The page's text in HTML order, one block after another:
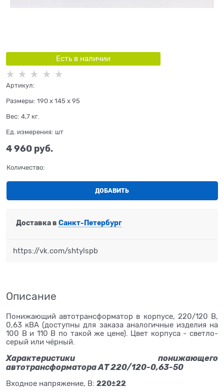
Есть в наличии
Артикул:
Размеры: 190 x 145 x 95
Вес: 4,7 кг.
Ед. измерения: шт
4 960 руб.
Количество:
ДОБАВИТЬ
Доставка в Санкт-Петербург
https://vk.com/shtylspb
Описание
Понижающий автотрансформатор в корпусе, 220/120 В,
0,63 кВА (доступны для заказа аналогичные изделия на
100 В и 110 В по такой же цене). Цвет корпуса - светло-
серый или чёрный.
Характеристики понижающего
автотрансформатора АТ 220/120-0,63-50
Входное напряжение, В: 220±22